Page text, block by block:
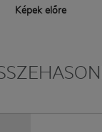
Képek előre